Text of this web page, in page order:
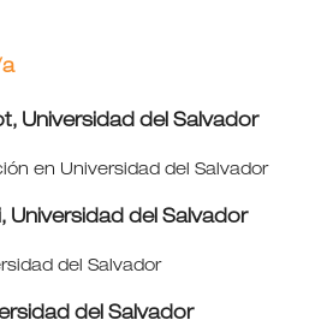
Universidad del Salvador
en Universidad del Salvador
Universidad del Salvador
del Salvador
del Salvador